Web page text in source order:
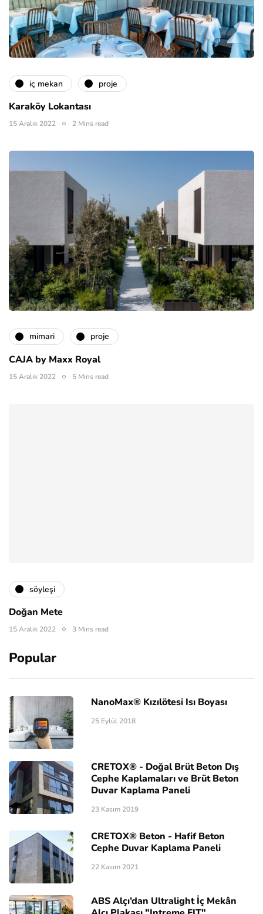
i̇ç mekan proje
Karaköy Lokantası
15 Aralık 2022 2 Mins read
mimari proje
CAJA by Maxx Royal
15 Aralık 2022 5 Mins read
söyleşi
Doğan Mete
15 Aralık 2022 3 Mins read
Popular
NanoMax® Kızılötesi Isı Boyası
25 Eylül 2018
CRETOX® - Doğal Brüt Beton Dış
Cephe Kaplamaları ve Brüt Beton
Duvar Kaplama Paneli
23 Kasım 2019
CRETOX® Beton - Hafif Beton
Cephe Duvar Kaplama Paneli
22 Kasım 2021
ABS Alçı’dan Ultralight İç Mekân